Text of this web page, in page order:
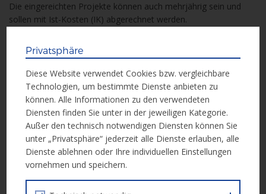
Die eingereichten Projekte können auch mehrjährig sein und
sollen mit Ist-Kosten (IK) abgerechnet werden.
Förderzeitraum:02.12.2017 – 31.12.2023
Weitere Informationen
Weitere Informationen erhalten Sie in der folgenden Unterlage:
Call Dokument
Privatsphäre
Diese Website verwendet Cookies bzw. vergleichbare
Technologien, um bestimmte Dienste anbieten zu
können. Alle Informationen zu den verwendeten
Diensten finden Sie unter in der jeweiligen Kategorie.
Außer den technisch notwendigen Diensten können Sie
unter „Privatsphäre“ jederzeit alle Dienste erlauben, alle
Dienste ablehnen oder Ihre individuellen Einstellungen
vornehmen und speichern.